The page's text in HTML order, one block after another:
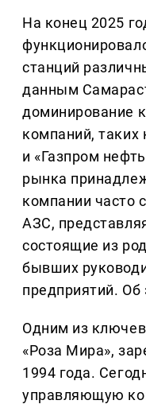
На конец 2025
станций
данным
доминирование
компаний, таких
и «Газпром
рынка
компании часто
АЗС,
состоящие из
бывших
предприятий. Об
Одним из
«Роза Мира»,
1994 года.
управляющую